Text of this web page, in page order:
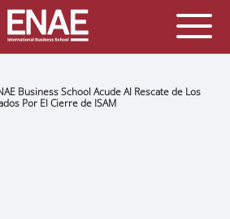
Business School Acude Al Rescate de Los
Por El Cierre de ISAM